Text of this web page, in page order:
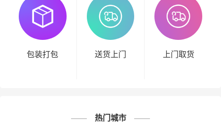
包装打包 送货上门 上门取货
热门城市